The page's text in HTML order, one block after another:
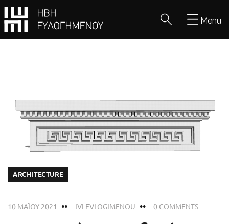
Menu
ARCHITECTURE
10 ΜΑΪ́ΟΥ 2021 IVI EVLOGIMENOU 0 COMMENTS